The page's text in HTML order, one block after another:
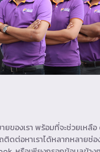
ของเรา พร้อมที่จะช่วยเหลือ
ดต่อหาเราได้หลากหลายช่อ